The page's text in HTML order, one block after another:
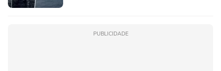
PUBLICIDADE